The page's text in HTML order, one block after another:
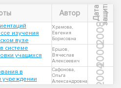
Автор Д
а
т
а
з
а
щ
и
т ы
изучения
вузе
Храмова,
Евгения
Борисовна
2008
системе
учащихся
Ершов,
Вячеслав
Алексеевич
2000
в
учреждении
Сафонова,
Ольга
Александровна
2004